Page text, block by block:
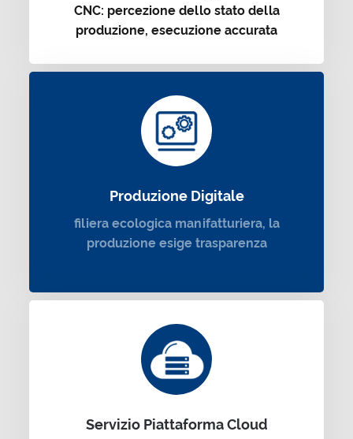
CNC: percezione dello stato della
produzione, esecuzione accurata
Produzione Digitale
filiera ecologica manifatturiera, la
produzione esige trasparenza
Servizio Piattaforma Cloud